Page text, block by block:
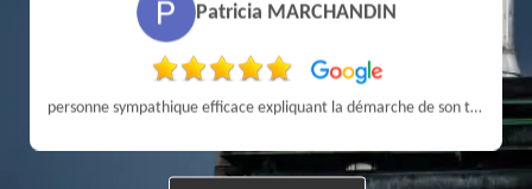
Patricia MARCHANDIN
personne sympathique efficace expliquant la démarche de son travail pour un résultat de qualité . A recommander